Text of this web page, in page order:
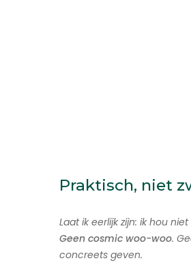
Praktisch, niet
Laat ik eerlijk zijn: ik hou
Geen cosmic woo-woo.
concreets geven.